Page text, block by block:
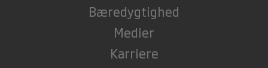
Bæredygtighed
Medier
Karriere